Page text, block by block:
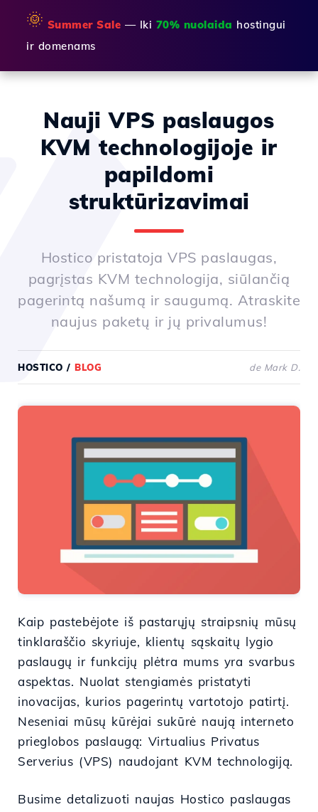
🌞 Summer Sale — Iki 70% nuolaida hostingui
ir domenams
Nauji VPS paslaugos
KVM technologijoje ir
papildomi
struktūrizavimai
Hostico pristatoja VPS paslaugas,
pagrįstas KVM technologija, siūlančią
pagerintą našumą ir saugumą. Atraskite
naujus paketų ir jų privalumus!
HOSTICO / BLOG de Mark D.
Kaip pastebėjote iš pastarųjų straipsnių mūsų
tinklaraščio skyriuje, klientų sąskaitų lygio
paslaugų ir funkcijų plėtra mums yra svarbus
aspektas. Nuolat stengiamės pristatyti
inovacijas, kurios pagerintų vartotojo patirtį.
Neseniai mūsų kūrėjai sukūrė naują interneto
prieglobos paslaugą: Virtualius Privatus
Serverius (VPS) naudojant KVM technologiją.
Busime detalizuoti naujas Hostico paslaugas